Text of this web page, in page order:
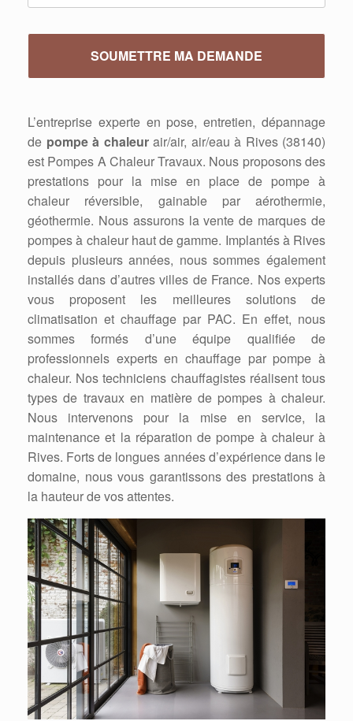
L’entreprise experte en pose, entretien, dépannage
de pompe à chaleur air/air, air/eau à Rives (38140)
est Pompes A Chaleur Travaux. Nous proposons des
prestations pour la mise en place de pompe à
chaleur réversible, gainable par aérothermie,
géothermie. Nous assurons la vente de marques de
pompes à chaleur haut de gamme. Implantés à Rives
depuis plusieurs années, nous sommes également
installés dans d’autres villes de France. Nos experts
vous proposent les meilleures solutions de
climatisation et chauffage par PAC. En effet, nous
sommes formés d’une équipe qualifiée de
professionnels experts en chauffage par pompe à
chaleur. Nos techniciens chauffagistes réalisent tous
types de travaux en matière de pompes à chaleur.
Nous intervenons pour la mise en service, la
maintenance et la réparation de pompe à chaleur à
Rives. Forts de longues années d’expérience dans le
domaine, nous vous garantissons des prestations à
la hauteur de vos attentes.